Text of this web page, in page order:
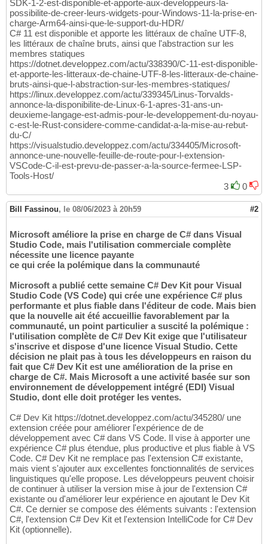
SDK-1-2-est-disponible-et-apporte-aux-developpeurs-la-
possibilite-de-creer-leurs-widgets-pour-Windows-11-la-prise-en-
charge-Arm64-ainsi-que-le-support-du-HDR/
C# 11 est disponible et apporte les littéraux de chaîne UTF-8,
les littéraux de chaîne bruts, ainsi que l'abstraction sur les
membres statiques
https://dotnet.developpez.com/actu/338390/C-11-est-disponible-
et-apporte-les-litteraux-de-chaine-UTF-8-les-litteraux-de-chaine-
bruts-ainsi-que-l-abstraction-sur-les-membres-statiques/
https://linux.developpez.com/actu/339345/Linus-Torvalds-
annonce-la-disponibilite-de-Linux-6-1-apres-31-ans-un-
deuxieme-langage-est-admis-pour-le-developpement-du-noyau-
c-est-le-Rust-considere-comme-candidat-a-la-mise-au-rebut-
du-C/
https://visualstudio.developpez.com/actu/334405/Microsoft-
annonce-une-nouvelle-feuille-de-route-pour-l-extension-
VSCode-C-il-est-prevu-de-passer-a-la-source-fermee-LSP-
Tools-Host/
3
0
Bill Fassinou, le 08/06/2023 à 20h59 #2
Microsoft améliore la prise en charge de C# dans Visual
Studio Code, mais l'utilisation commerciale complète
nécessite une licence payante
ce qui crée la polémique dans la communauté
Microsoft a publié cette semaine C# Dev Kit pour Visual
Studio Code (VS Code) qui crée une expérience C# plus
performante et plus fiable dans l'éditeur de code. Mais bien
que la nouvelle ait été accueillie favorablement par la
communauté, un point particulier a suscité la polémique :
l'utilisation complète de C# Dev Kit exige que l'utilisateur
s'inscrive et dispose d'une licence Visual Studio. Cette
décision ne plait pas à tous les développeurs en raison du
fait que C# Dev Kit est une amélioration de la prise en
charge de C#. Mais Microsoft a une activité basée sur son
environnement de développement intégré (EDI) Visual
Studio, dont elle doit protéger les ventes.
C# Dev Kit https://dotnet.developpez.com/actu/345280/ une
extension créée pour améliorer l'expérience de de
développement avec C# dans VS Code. Il vise à apporter une
expérience C# plus étendue, plus productive et plus fiable à VS
Code. C# Dev Kit ne remplace pas l'extension C# existante,
mais vient s'ajouter aux excellentes fonctionnalités de services
linguistiques qu'elle propose. Les développeurs peuvent choisir
de continuer à utiliser la version mise à jour de l'extension C#
existante ou d'améliorer leur expérience en ajoutant le Dev Kit
C#. Ce dernier se compose des éléments suivants : l'extension
C#, l'extension C# Dev Kit et l'extension IntelliCode for C# Dev
Kit (optionnelle).